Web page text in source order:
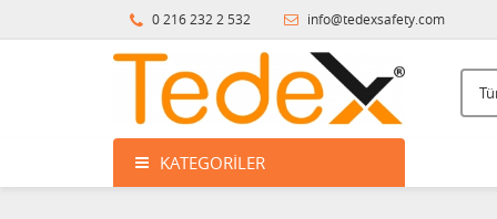
0 216 232 2 532 info@tedexsafety.com
KATEGORILER